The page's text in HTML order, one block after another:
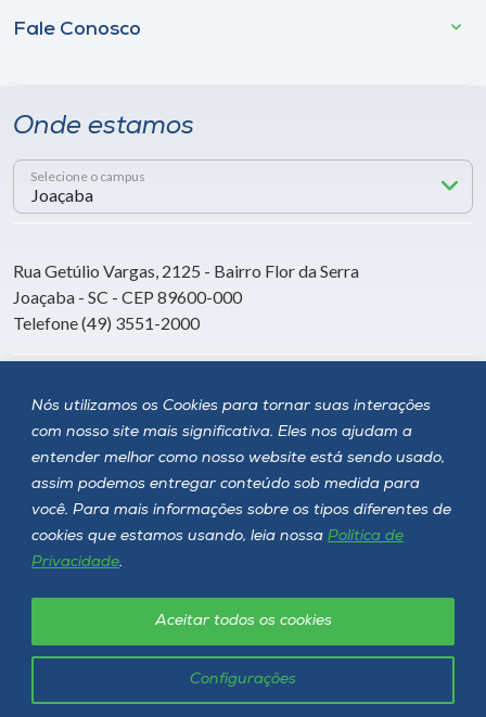
Nós utilizamos os Cookies para tornar suas interações
com nosso site mais significativa. Eles nos ajudam a
entender melhor como nosso website está sendo usado,
assim podemos entregar conteúdo sob medida para
você. Para mais informações sobre os tipos diferentes de
cookies que estamos usando, leia nossa Política de
Privacidade.
Configurações
Aceitar todos os cookies
Fale Conosco
Onde estamos
Selecione o campus
Rua Getúlio Vargas, 2125 - Bairro Flor da Serra
Joaçaba - SC - CEP 89600-000
Telefone (49) 3551-2000
Siga a Unoesc
Unoesc © 2026 - Todos os direitos reservados
Política de privacidade LGPD